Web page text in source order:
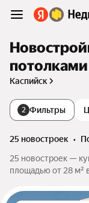
Каспийск
2 Фильтры
25 новостроек •
25 новостроек —
площадью от 28 м²